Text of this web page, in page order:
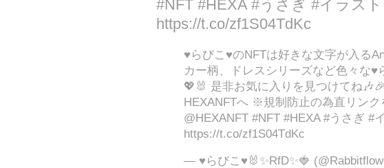
#NFT #HEXA #うさぎ #イラス
https://t.co/zf1S04TdKc
♥らびこ♥のNFTは好きな文字が入る
カー柄、ドレスシリーズなど色々な♥
💖🐰 是非お気に入りを見つけてね
HEXANFTへ ※規制防止の為直リンク
@HEXANFT #NFT #HEXA #うさぎ #
https://t.co/zf1S04TdKc
— ♥らびこ♥🐰✨RfD✨🍓